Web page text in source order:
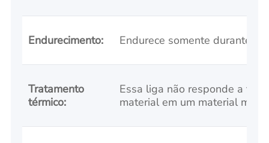
Endurecimento: Endurece somente durante o
Tratamento
térmico:
Essa liga não responde a
material em um material